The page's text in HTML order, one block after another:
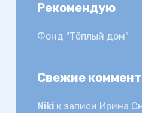
Рекомендую
Фонд "Тёплый дом"
Свежие
Nikiк записи Ирина